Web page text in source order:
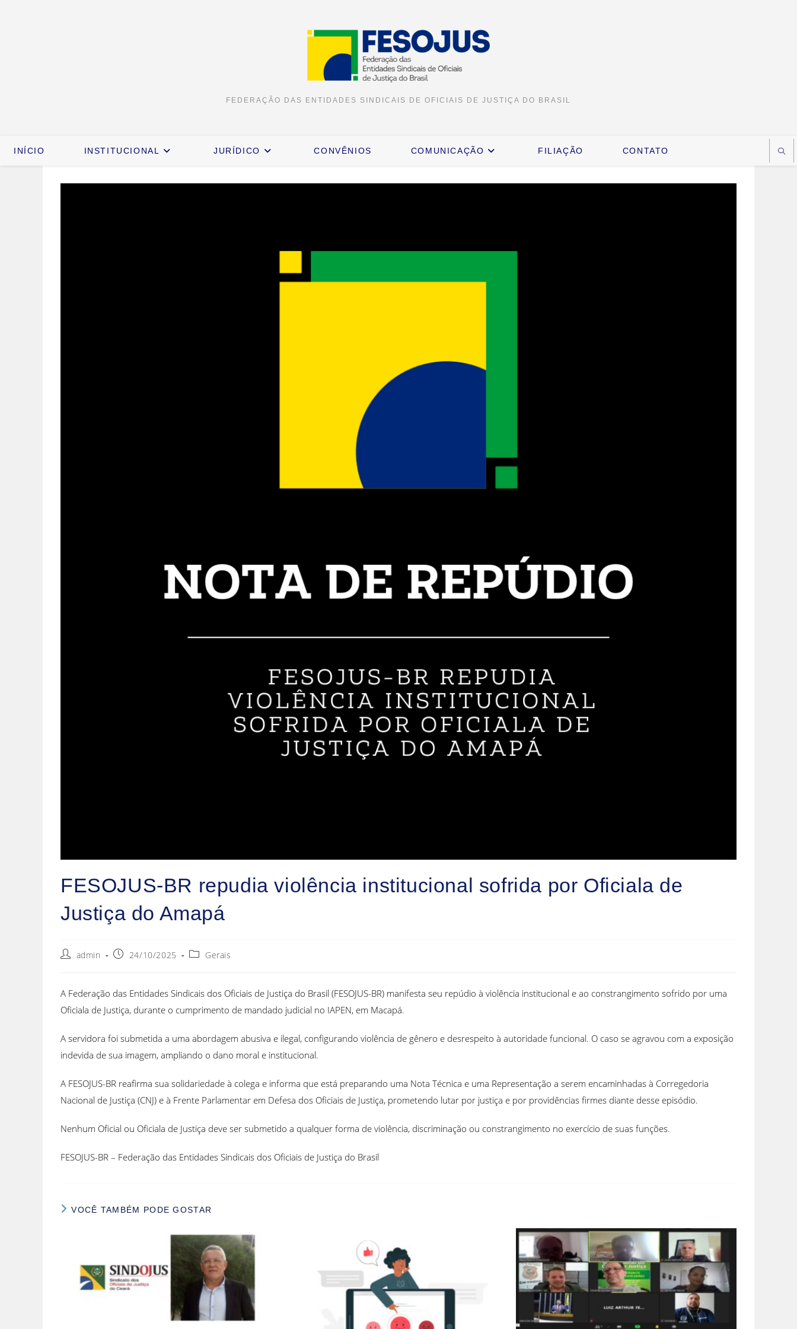
FEDERAÇÃO DAS ENTIDADES SINDICAIS DE OFICIAIS DE JUSTIÇA DO BRASIL
INÍCIO INSTITUCIONAL JURÍDICO CONVÊNIOS COMUNICAÇÃO FILIAÇÃO CONTATO
FESOJUS-BR repudia violência institucional sofrida por Oficiala de
Justiça do Amapá
admin 24/10/2025 Gerais
A Federação das Entidades Sindicais dos Oficiais de Justiça do Brasil (FESOJUS-BR) manifesta seu repúdio à violência institucional e ao constrangimento sofrido por uma
Oficiala de Justiça, durante o cumprimento de mandado judicial no IAPEN, em Macapá.
A servidora foi submetida a uma abordagem abusiva e ilegal, configurando violência de gênero e desrespeito à autoridade funcional. O caso se agravou com a exposição
indevida de sua imagem, ampliando o dano moral e institucional.
A FESOJUS-BR reafirma sua solidariedade à colega e informa que está preparando uma Nota Técnica e uma Representação a serem encaminhadas à Corregedoria
Nacional de Justiça (CNJ) e à Frente Parlamentar em Defesa dos Oficiais de Justiça, prometendo lutar por justiça e por providências firmes diante desse episódio.
Nenhum Oficial ou Oficiala de Justiça deve ser submetido a qualquer forma de violência, discriminação ou constrangimento no exercício de suas funções.
FESOJUS-BR – Federação das Entidades Sindicais dos Oficiais de Justiça do Brasil
VOCÊ TAMBÉM PODE GOSTAR